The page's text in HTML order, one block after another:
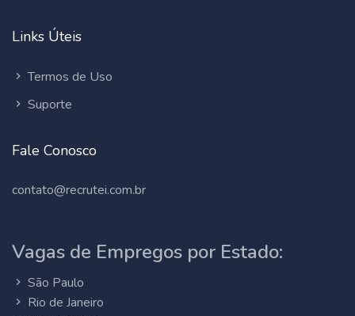
Links Úteis
Termos de Uso
Suporte
Fale Conosco
contato@recrutei.com.br
Vagas de Empregos por Estado:
São Paulo
Rio de Janeiro